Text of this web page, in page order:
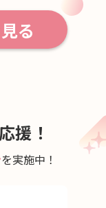
る
援！
を実施中！